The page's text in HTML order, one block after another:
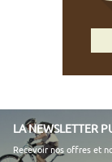
LA NEWSLETTER
Recevoir nos offres et